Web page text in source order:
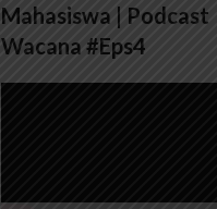
Mahasiswa | Podcast
Wacana #Eps4